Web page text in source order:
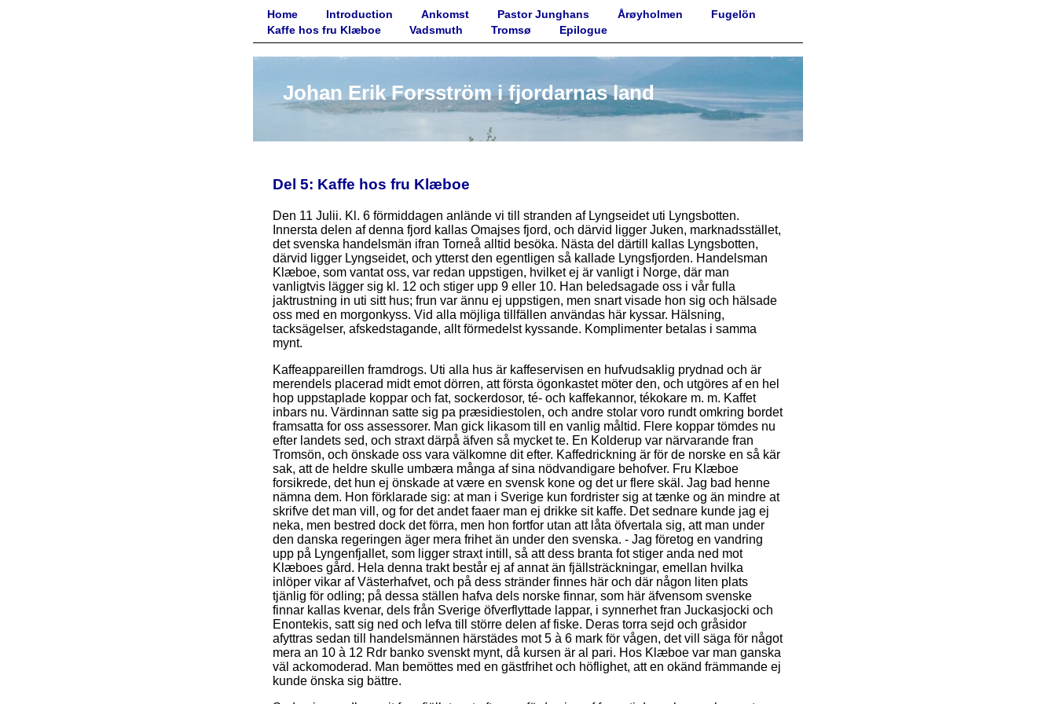
Home Introduction Ankomst Pastor Junghans Årøyholmen
Fugelön
Kaffe hos fru Klæboe
Vadsmuth Tromsø Epilogue
Johan Erik Forsström i fjordarnas land
Del 5: Kaffe hos fru Klæboe
Den 11 Julii. Kl. 6 förmiddagen anlände vi till stranden af Lyngseidet uti Lyngsbotten.
Innersta delen af denna fjord kallas Omajses fjord, och därvid ligger Juken, marknadsstället,
det svenska handelsmän ifran Torneå alltid besöka. Nästa del därtill kallas Lyngsbotten,
därvid ligger Lyngseidet, och ytterst den egentligen så kallade Lyngsfjorden. Handelsman
Klæboe, som vantat oss, var redan uppstigen, hvilket ej är vanligt i Norge, där man
vanligtvis lägger sig kl. 12 och stiger upp 9 eller 10. Han beledsagade oss i vår fulla
jaktrustning in uti sitt hus; frun var ännu ej uppstigen, men snart visade hon sig och hälsade
oss med en morgonkyss. Vid alla möjliga tillfällen användas här kyssar. Hälsning,
tacksägelser, afskedstagande, allt förmedelst kyssande. Komplimenter betalas i samma
mynt.
Kaffeappareillen framdrogs. Uti alla hus är kaffeservisen en hufvudsaklig prydnad och är
merendels placerad midt emot dörren, att första ögonkastet möter den, och utgöres af en hel
hop uppstaplade koppar och fat, sockerdosor, té- och kaffekannor, tékokare m. m. Kaffet
inbars nu. Värdinnan satte sig pa præsidiestolen, och andre stolar voro rundt omkring bordet
framsatta for oss assessorer. Man gick likasom till en vanlig måltid. Flere koppar tömdes nu
efter landets sed, och straxt därpå äfven så mycket te. En Kolderup var närvarande fran
Tromsön, och önskade oss vara välkomne dit efter. Kaffedrickning är för de norske en så kär
sak, att de heldre skulle umbæra många af sina nödvandigare behofver. Fru Klæboe
forsikrede, det hun ej önskade at være en svensk kone og det ur flere skäl. Jag bad henne
nämna dem. Hon förklarade sig: at man i Sverige kun fordrister sig at tænke og än mindre at
skrifve det man vill, og for det andet faaer man ej drikke sit kaffe. Det sednare kunde jag ej
neka, men bestred dock det förra, men hon fortfor utan att låta öfvertala sig, att man under
den danska regeringen äger mera frihet än under den svenska. - Jag företog en vandring
upp på Lyngenfjallet, som ligger straxt intill, så att dess branta fot stiger anda ned mot
Klæboes gård. Hela denna trakt består ej af annat än fjällsträckningar, emellan hvilka
inlöper vikar af Västerhafvet, och på dess stränder finnes här och där någon liten plats
tjänlig för odling; på dessa ställen hafva dels norske finnar, som här äfvensom svenske
finnar kallas kvenar, dels från Sverige öfverflyttade lappar, i synnerhet fran Juckasjocki och
Enontekis, satt sig ned och lefva till större delen af fiske. Deras torra sejd och gråsidor
afyttras sedan till handelsmännen härstädes mot 5 à 6 mark för vågen, det vill säga för något
mera an 10 à 12 Rdr banko svenskt mynt, då kursen är al pari. Hos Klæboe var man ganska
väl ackomoderad. Man bemöttes med en gästfrihet och höflighet, att en okänd främmande ej
kunde önska sig bättre.